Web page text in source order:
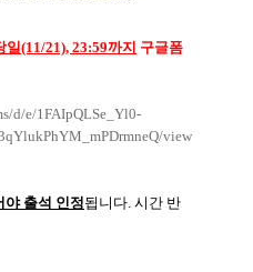
일(11/21), 23:59까지 구글폼
d/e/1FAIpQLSe_Yl0-
view
야 출석 인정됩니다. 시간 반